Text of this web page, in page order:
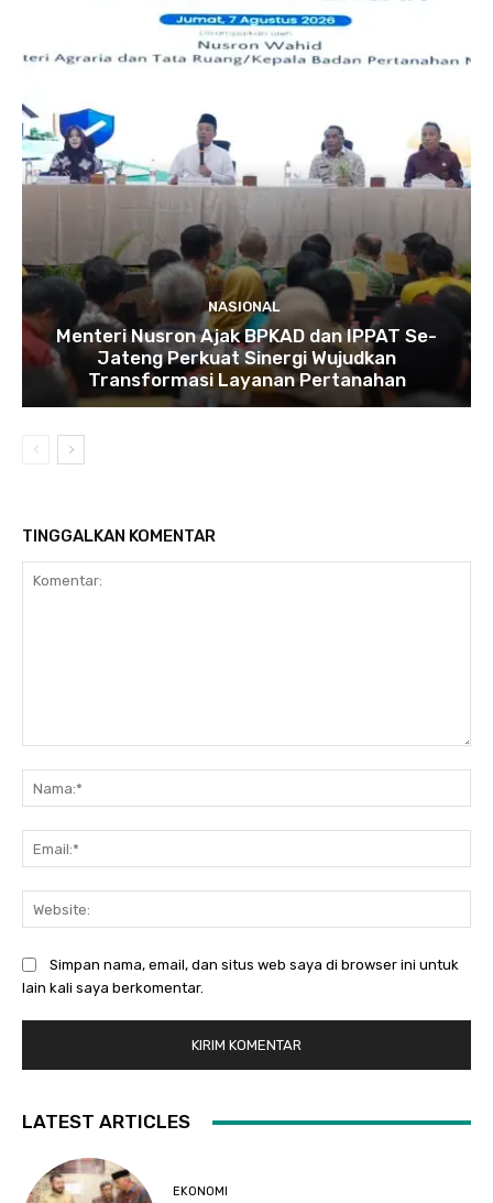
NASIONAL
Menteri Nusron Ajak BPKAD dan IPPAT Se-
Jateng Perkuat Sinergi Wujudkan
Transformasi Layanan Pertanahan
TINGGALKAN KOMENTAR
Simpan nama, email, dan situs web saya di browser ini untuk
lain kali saya berkomentar.
LATEST ARTICLES
EKONOMI